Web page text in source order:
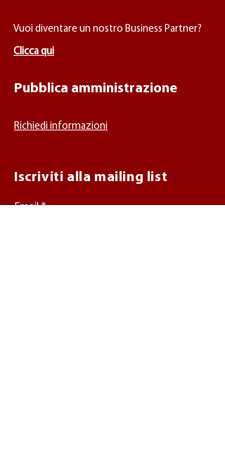
Vuoi diventare un nostro Business Partner?
Clicca qui
Pubblica amministrazione
Richiedi informazioni
Iscriviti alla mailing list
Email